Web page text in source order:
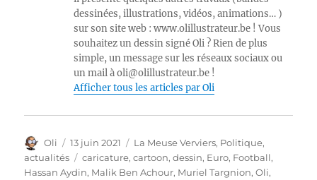
dessinées, illustrations, vidéos, animations… )
sur son site web : www.olillustrateur.be ! Vous
souhaitez un dessin signé Oli ? Rien de plus
simple, un message sur les réseaux sociaux ou
un mail à oli@olillustrateur.be !
Afficher tous les articles par Oli
Auteur
Oli
Publié
le
13 juin 2021 Catégories
La Meuse Verviers, Politique,
actualités
Étiquettes
caricature,cartoon,dessin, Euro, Football,
Hassan Aydin, Malik Ben Achour, Muriel Targnion,Oli,